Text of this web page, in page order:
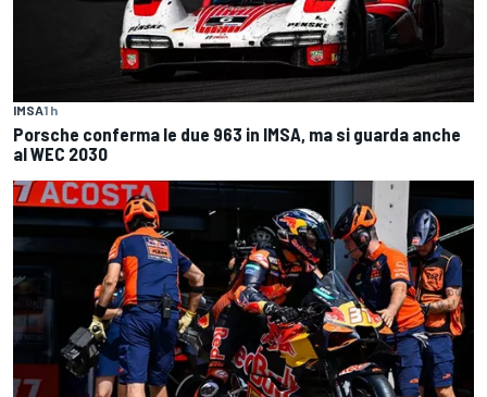
IMSA1 h
Porsche conferma le due 963 in IMSA, ma si guarda anche
al WEC 2030